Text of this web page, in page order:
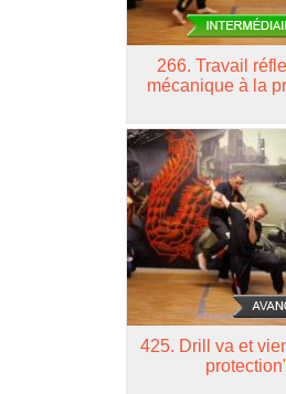
266. Travail
mécanique à la
425. Drill va et